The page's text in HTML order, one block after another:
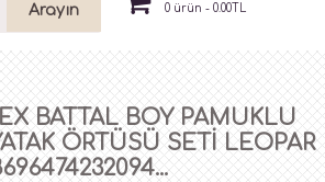
Arayın 0 ürün - 0.00TL
BATTAL BOY PAMUKLU
ÖRTÜSÜ SETI LEOPAR